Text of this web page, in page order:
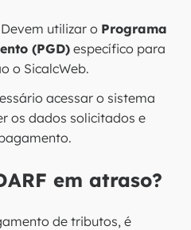
utilizar o Programa
(PGD) específico para
o SicalcWeb.
acessar o sistema
os dados solicitados e
em atraso?
de tributos, é